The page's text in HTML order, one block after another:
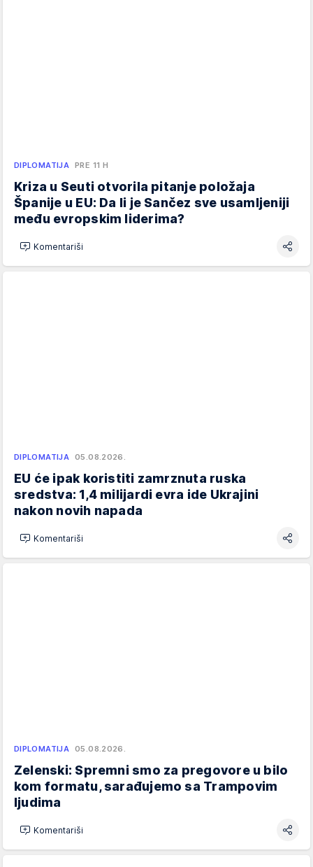
DIPLOMATIJA PRE 11 H
Kriza u Seuti otvorila pitanje položaja
Španije u EU: Da li je Sančez sve usamljeniji
među evropskim liderima?
Komentariši
DIPLOMATIJA 05.08.2026.
EU će ipak koristiti zamrznuta ruska
sredstva: 1,4 milijardi evra ide Ukrajini
nakon novih napada
Komentariši
DIPLOMATIJA 05.08.2026.
Zelenski: Spremni smo za pregovore u bilo
kom formatu, sarađujemo sa Trampovim
ljudima
Komentariši